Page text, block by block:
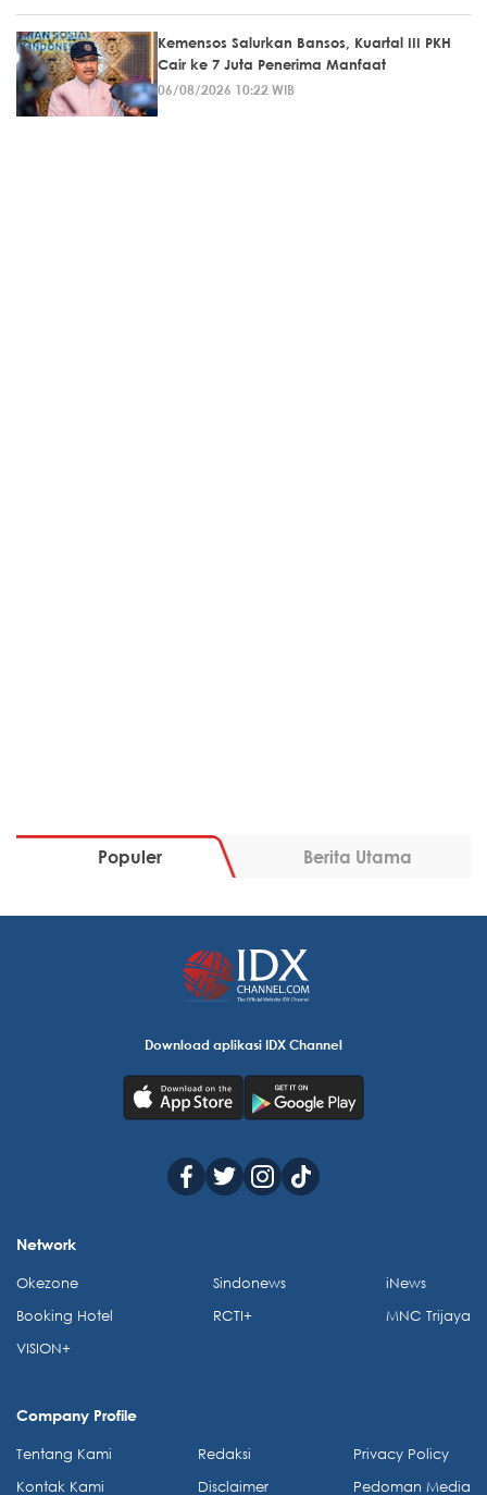
Kemensos Salurkan Bansos, Kuartal III PKH
Cair ke 7 Juta Penerima Manfaat
06/08/2026 10:22 WIB
Populer Berita Utama
Download aplikasi IDX Channel
Network
Okezone
Booking Hotel
VISION+
Sindonews
RCTI+
iNews
MNC Trijaya
Company Profile
Tentang Kami
Kontak Kami
Redaksi
Disclaimer
Privacy Policy
Pedoman Media